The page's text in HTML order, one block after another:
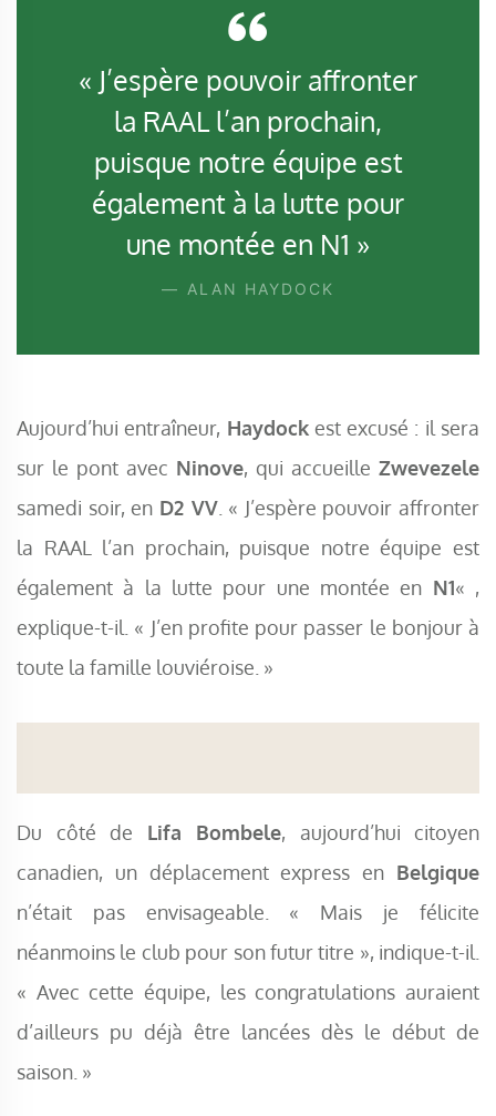
« J’espère pouvoir affronter
la RAAL l’an prochain,
puisque notre équipe est
également à la lutte pour
une montée en N1 »
ALAN HAYDOCK
Aujourd’hui entraîneur, Haydockest excusé : il sera
sur le pont avec Ninove, qui accueille Zwevezele
samedi soir, en D2 VV. « J’espère pouvoir affronter
la RAAL l’an prochain, puisque notre équipe est
également à la lutte pour une montée en N1« ,
explique-t-il. « J’en profite pour passer le bonjour à
toute la famille louviéroise. »
Du côté de Lifa Bombele, aujourd’hui citoyen
canadien, un déplacement express en Belgique
n’était pas envisageable. « Mais je félicite
néanmoins le club pour son futur titre », indique-t-il.
« Avec cette équipe, les congratulations auraient
d’ailleurs pu déjà être lancées dès le début de
saison. »